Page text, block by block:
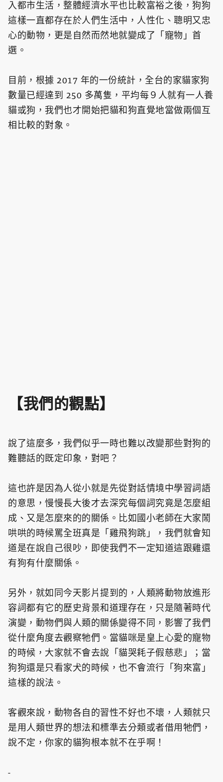
入都市生活，整體經濟水平也比較富裕之後，狗狗
這樣一直都存在於人們生活中，人性化、聰明又忠
心的動物，更是自然而然地就變成了「寵物」首
選。
目前，根據 2017 年的一份統計，全台的家貓家狗
數量已經達到 250 多萬隻，平均每９人就有一人養
貓或狗，我們也才開始把貓和狗直覺地當做兩個互
相比較的對象。
【我們的觀點】
說了這麼多，我們似乎一時也難以改變那些對狗的
難聽話的既定印象，對吧？
這也許是因為人從小就是先從對話情境中學習詞語
的意思，慢慢長大後才去深究每個詞究竟是怎麼組
成、又是怎麼來的的關係。比如國小老師在大家鬧
哄哄的時候罵全班真是「雞飛狗跳」，我們就會知
道是在說自己很吵，即使我們不一定知道這跟雞還
有狗有什麼關係。
另外，就如同今天影片提到的，人類將動物放進形
容詞都有它的歷史背景和道理存在，只是隨著時代
演變，動物們與人類的關係變得不同，影響了我們
從什麼角度去觀察牠們。當貓咪是皇上心愛的寵物
的時候，大家就不會去說「貓哭耗子假慈悲」；當
狗狗還是只看家犬的時候，也不會流行「狗來富」
這樣的說法。
客觀來說，動物各自的習性不好也不壞，人類就只
是用人類世界的想法和標準去分類或者借用牠們，
說不定，你家的貓狗根本就不在乎啊！
-